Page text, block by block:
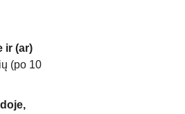
ir (ar)
(po 10